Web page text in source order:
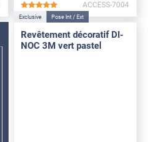
ACCESS-7004
Exclusive Pose Int / Ext
Revêtement décoratif DI-
NOC 3M vert pastel